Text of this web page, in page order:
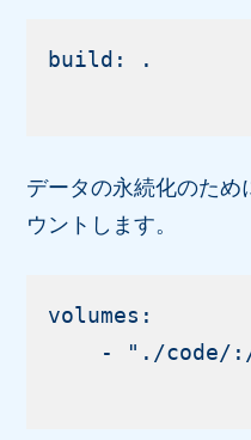
build: .
データの永続化のた
ウントします。
volumes:
- "./code/